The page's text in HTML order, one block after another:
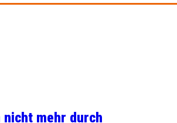
nicht mehr durch